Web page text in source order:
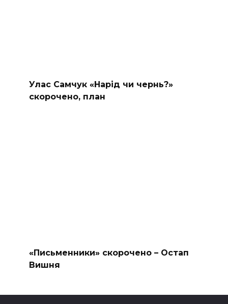
Улас Самчук «Нарід чи чернь?»
скорочено, план
«Письменники» скорочено – Остап
Вишня